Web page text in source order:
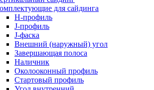
для сайдинга
H-профиль
J-профиль
J-фаска
Внешний (наружный) угол
Завершающая полоса
Наличник
Околооконный профиль
Стартовый профиль